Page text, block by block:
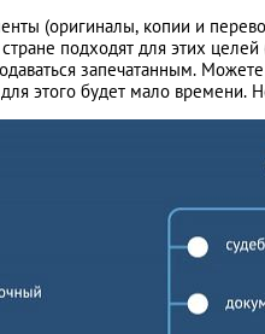
(оригиналы, копии и
подходят для этих
запечатанным. Можете
этого будет мало времени.